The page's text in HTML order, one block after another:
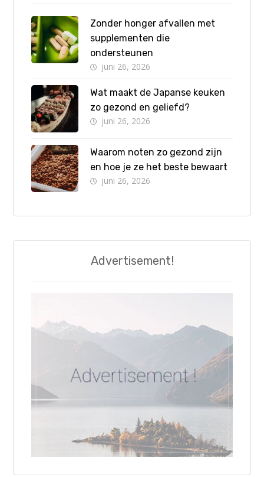
Zonder honger afvallen met
supplementen die
ondersteunen
juni 26, 2026
Wat maakt de Japanse keuken
zo gezond en geliefd?
juni 26, 2026
Waarom noten zo gezond zijn
en hoe je ze het beste bewaart
juni 26, 2026
Advertisement!